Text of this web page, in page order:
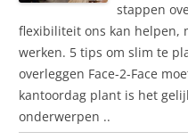
stappen
flexibiliteit ons kan helpen,
werken. 5 tips om slim te
overleggen Face-2-Face
kantoordag plant is het
onderwerpen ..